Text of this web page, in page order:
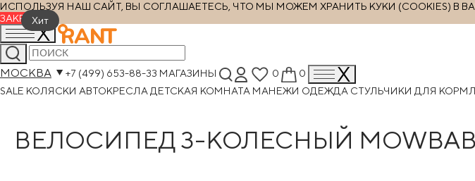
ИСПОЛЬЗУЯ НАШ САЙТ, ВЫ СОГЛАШАЕТЕСЬ, ЧТО МЫ МОЖЕМ ХРАНИТЬ КУКИ (COOKIES) В
ЗАКРЫТЬ
МОСКВА +7 (499) 653-88-33 МАГАЗИНЫ 0
0
SALE КОЛЯСКИ АВТОКРЕСЛА ДЕТСКАЯ КОМНАТА МАНЕЖИ ОДЕЖДА СТУЛЬЧИКИ ДЛЯ
ВЕЛОСИПЕД 3-КОЛЕСНЫЙ MOWBABY
Хит